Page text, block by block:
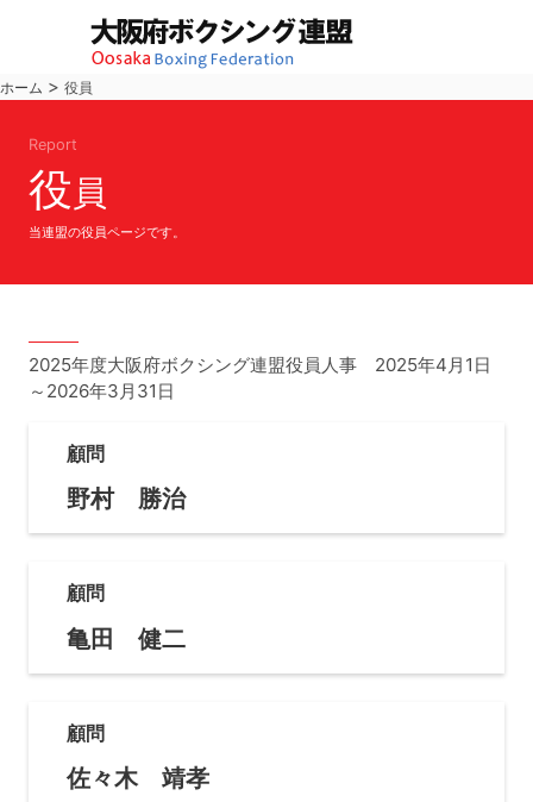
ホーム > 役員
Report
役 員
当連盟の役員ページです。
2025年度大阪府ボクシング連盟役員人事 2025年4月1日
～2026年3月31日
顧問
野村 勝治
顧問
亀田 健二
顧問
佐々木 靖孝